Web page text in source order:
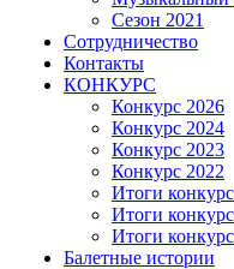
Сезон 2021
Сотрудничество
Контакты
КОНКУРС
Конкурс 2026
Конкурс 2024
Конкурс 2023
Конкурс 2022
Итоги
Итоги
Итоги
Балетные истории